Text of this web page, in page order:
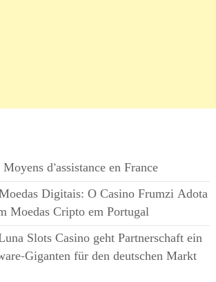
d’assistance en France
Digitais: O Casino Frumzi Adota
Moedas Cripto em Portugal
Slots Casino geht Partnerschaft ein
Giganten für den deutschen Markt